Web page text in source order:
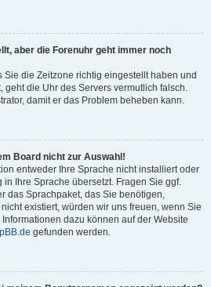
aber die Forenuhr geht immer noch
Sie die Zeitzone richtig eingestellt haben und
geht die Uhr des Servers vermutlich falsch.
damit er das Problem beheben kann.
Board nicht zur Auswahl!
entweder Ihre Sprache nicht installiert oder
Ihre Sprache übersetzt. Fragen Sie ggf.
das Sprachpaket, das Sie benötigen,
existiert, würden wir uns freuen, wenn Sie
dazu können auf der Website
gefunden werden.